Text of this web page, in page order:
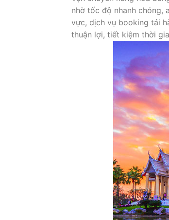
nhờ tốc độ nhanh chóng,
vực, dịch vụ booking tải
thuận lợi, tiết kiệm thời